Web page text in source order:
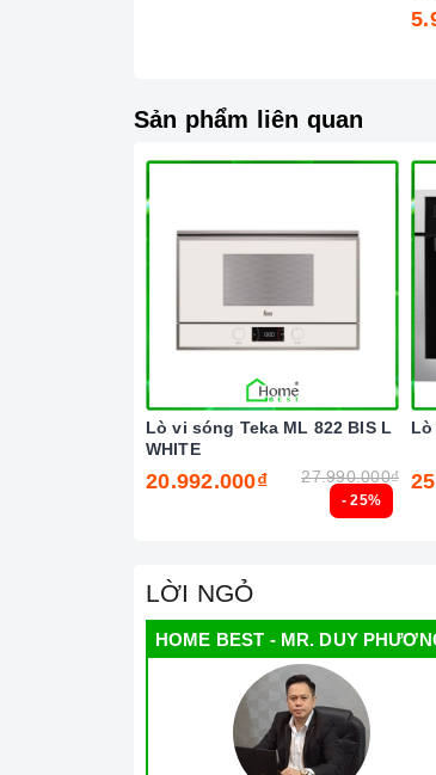
Sản phẩm liên quan
- 25%
Lò vi sóng Teka ML 822 BIS L
WHITE
20.992.000₫ 27.990.000₫
Lò
LỜI NGỎ
HOME BEST - MR. DUY